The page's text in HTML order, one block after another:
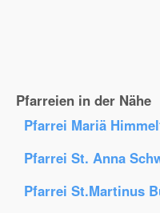
Pfarreien in der Nähe
Pfarrei Mariä
Pfarrei St. Anna
Pfarrei St.Martinus